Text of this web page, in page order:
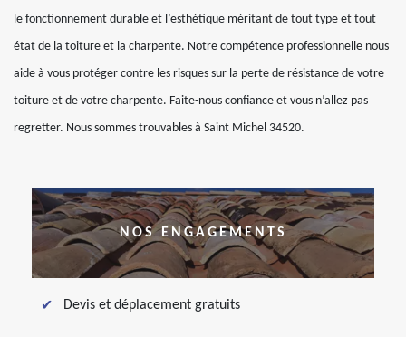
le fonctionnement durable et l’esthétique méritant de tout type et tout
état de la toiture et la charpente. Notre compétence professionnelle nous
aide à vous protéger contre les risques sur la perte de résistance de votre
toiture et de votre charpente. Faite-nous confiance et vous n’allez pas
regretter. Nous sommes trouvables à Saint Michel 34520.
NOS ENGAGEMENTS
Devis et déplacement gratuits